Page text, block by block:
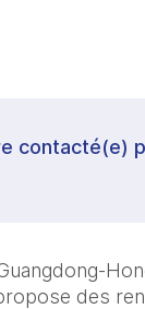
contacté(e)
des